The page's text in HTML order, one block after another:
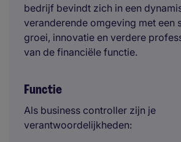
bedrijf bevindt zich in een
veranderende omgeving met een
groei, innovatie en verdere
van de financiële functie.
Functie
Als business controller zijn je
verantwoordelijkheden: